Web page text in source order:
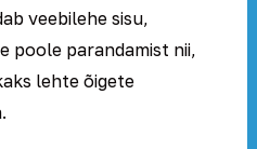
veebilehe sisu,
poole parandamist nii,
lehte õigete